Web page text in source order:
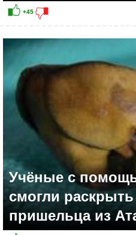
Учёные с
смогли раскрыть
пришельца из